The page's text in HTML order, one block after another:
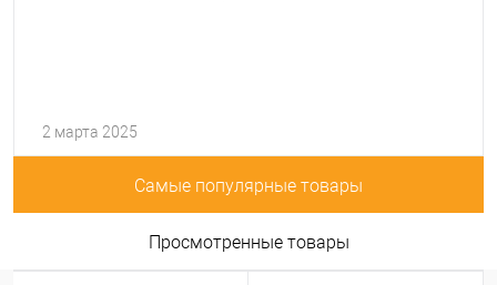
2 марта 2025
Самые популярные товары
Просмотренные товары